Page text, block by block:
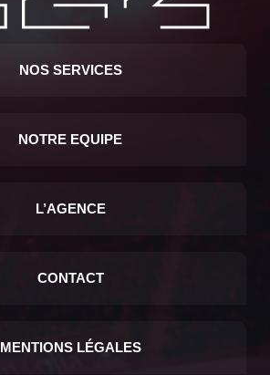
NOS SERVICES
NOTRE EQUIPE
L’AGENCE
CONTACT
MENTIONS LÉGALES